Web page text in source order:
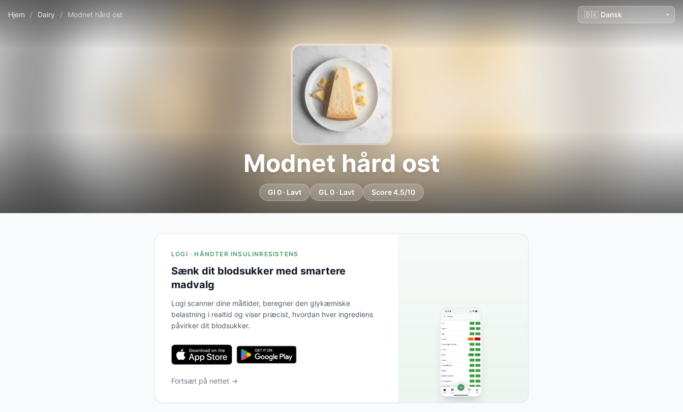
Hjem / Dairy / Modnet hård ost
Modnet hård ost
GI 0 · Lavt GL 0 · Lavt Score 4.5/10
LOGI · HÅNDTER INSULINRESISTENS
Sænk dit blodsukker med smartere
madvalg
Logi scanner dine måltider, beregner den glykæmiske
belastning i realtid og viser præcist, hvordan hver ingrediens
påvirker dit blodsukker.
Fortsæt på nettet →